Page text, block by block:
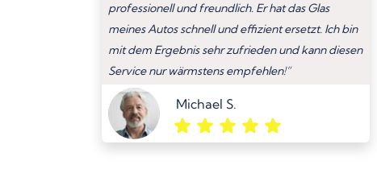
professionell und freundlich. Er hat das Glas
meines Autos schnell und effizient ersetzt. Ich bin
mit dem Ergebnis sehr zufrieden und kann diesen
Service nur wärmstens empfehlen!”
Michael S.